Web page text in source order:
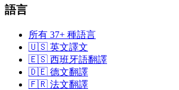
語言
所有 37+ 種語言
🇺🇸 英文譯文
🇪🇸 西班牙語翻譯
🇩🇪 德文翻譯
🇫🇷 法文翻譯